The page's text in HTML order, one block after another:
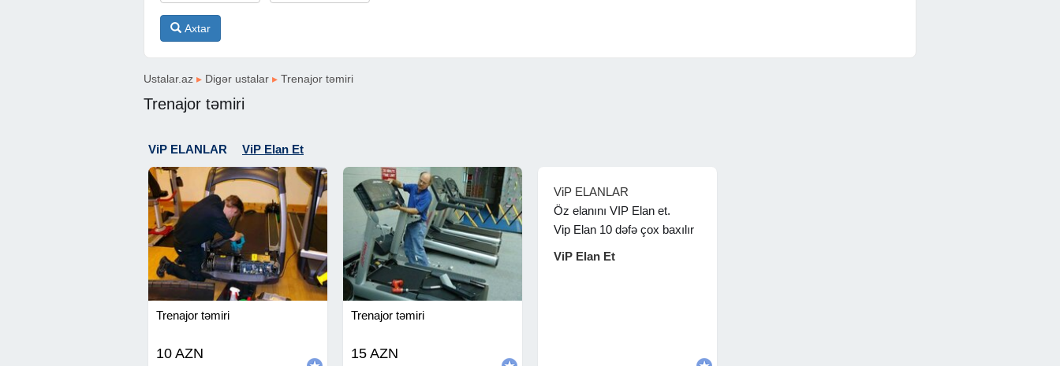
Axtar
Ustalar.az ▸ Digər ustalar ▸ Trenajor təmiri
Trenajor təmiri
ViP ELANLAR ViP Elan Et
Trenajor təmiri
10 AZN
Trenajor təmiri
15 AZN
ViP ELANLAR
Öz elanını VIP Elan et.
Vip Elan 10 dəfə çox baxılır
ViP Elan Et